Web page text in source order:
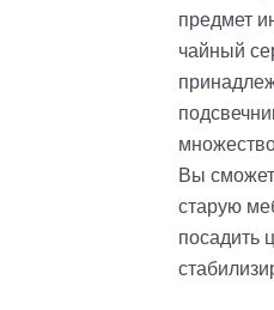
предмет
чайный
Вы
старую
посадить